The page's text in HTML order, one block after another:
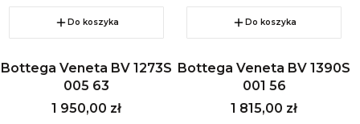
Do koszyka
Bottega Veneta BV 1273S
005 63
Cena
1 950,00 zł
Do koszyka
Bottega Veneta BV 1390S
001 56
Cena
1 815,00 zł